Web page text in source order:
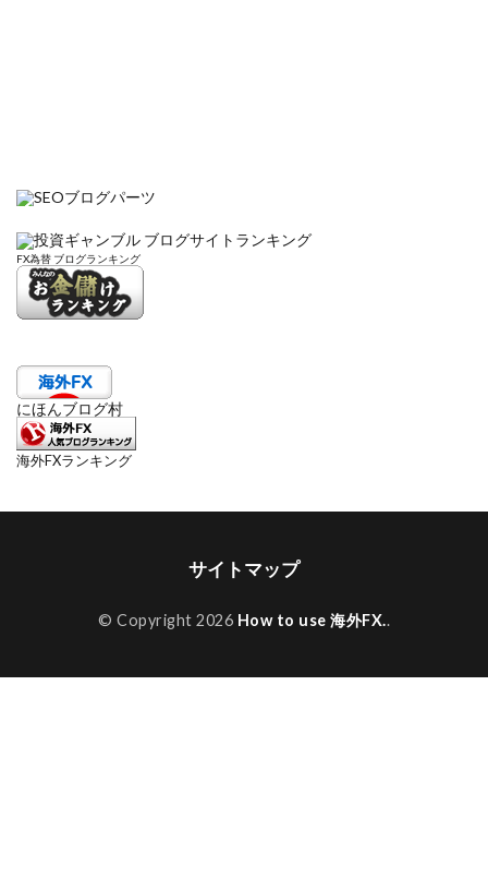
FX為替 ブログランキング
にほんブログ村
海外FXランキング
サイトマップ
© Copyright 2026 How to use 海外FX..